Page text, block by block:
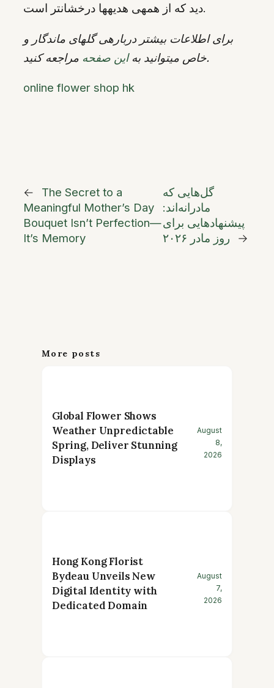
دید که از همهی هدیهها درخشانتر است.
برای اطلاعات بیشتر دربارهی گلهای ماندگار و
خاص میتوانید بهاین صفحه مراجعه کنید.
online flower shop hk
←
The Secret to a
Meaningful Mother’s Day
Bouquet Isn’t Perfection—
It’s Memory
گل‌هایی که
مادرانه‌اند:
پیشنهادهایی برای
روز مادر ۲۰۲۶
→
More posts
Global Flower Shows
Weather Unpredictable
Spring, Deliver Stunning
Displays
August
8,
2026
Hong Kong Florist
Bydeau Unveils New
Digital Identity with
Dedicated Domain
August
7,
2026